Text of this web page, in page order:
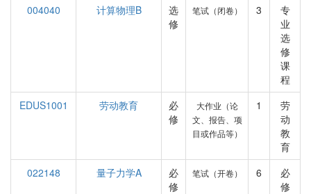
004040
计算物理B
选
修
笔试（闭卷） 3
专
业
选
修
课
程
EDUS1001
劳动教育
必
修
大作业（论
文、报告、项
目或作品等）
1
劳
动
教
育
022148
量子力学A
必
修
笔试（开卷） 6
必
修